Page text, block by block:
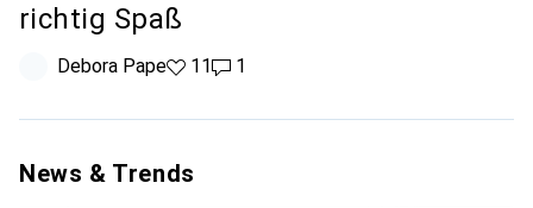
richtig Spaß
Debora Pape11 Likes
111 Kommentar
1
News & Trends